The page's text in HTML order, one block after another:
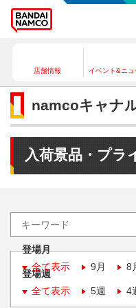
店舗情報 イベント&ニュ
namcoキャナ
入荷景品・プラ
登場月
全て表示
9月 8
登場週
全て表示
5週 4